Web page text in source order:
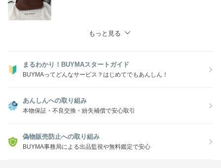
もっと見る
まるわかり！BUYMAスタートガイド
BUYMAってどんなサービス？はじめてでもあんしん！
あんしんへの取り組み
本物保証・不良交換・紛失補償で安心取引
偽物販売防止への取り組み
BUYMA事務局による出品監視や無料鑑定で安心